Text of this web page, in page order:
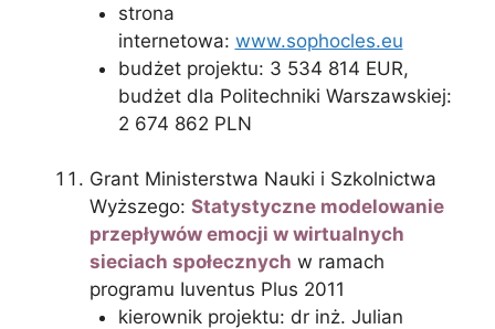
strona
internetowa: www.sophocles.eu
budżet projektu: 3 534 814 EUR,
budżet dla Politechniki Warszawskiej:
2 674 862 PLN
Grant Ministerstwa Nauki i Szkolnictwa
Wyższego: Statystyczne modelowanie
przepływów emocji w wirtualnych
sieciach społecznych w ramach
programu Iuventus Plus 2011
kierownik projektu: dr inż. Julian